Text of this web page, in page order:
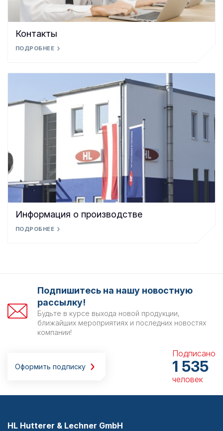
Контакты
ПОДРОБНЕЕ
Информация о производстве
ПОДРОБНЕЕ
Подпишитесь на нашу новостную
рассылку!
Будьте в курсе выхода новой продукции,
ближайших мероприятиях и последних новостях
компании!
Оформить подписку
Подписано
1 535
человек
HL Hutterer & Lechner GmbH